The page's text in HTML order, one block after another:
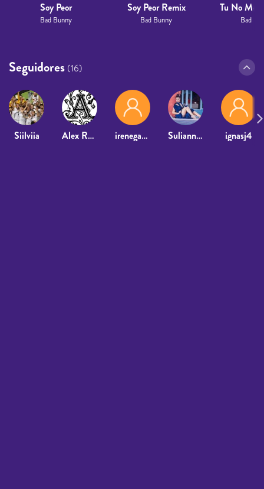
Soy Peor
Bad Bunny
Soy Peor Remix
Bad Bunny
Tu No
Bad
Seguidores (16)
Siilviia Alex Romero2006 irenegarciia_ Suliannis Godinez ignasj4